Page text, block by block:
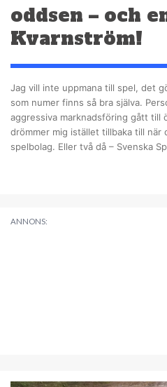
oddsen – och
Kvarnström!
Jag vill inte uppmana till spel, det
som numer finns så bra själva.
aggressiva marknadsföring gått till
drömmer mig istället tillbaka till
spelbolag. Eller två då – Svenska
ANNONS: